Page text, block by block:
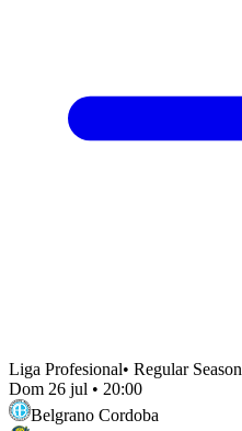
Liga Profesional• Regular Season
Dom 26 jul • 20:00
Belgrano Cordoba